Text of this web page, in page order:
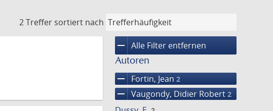
2 Treffer sortiert nach
remove Alle Filter entfernen
Autoren
remove Fortin, Jean 2
remove Vaugondy, Didier Robert 2